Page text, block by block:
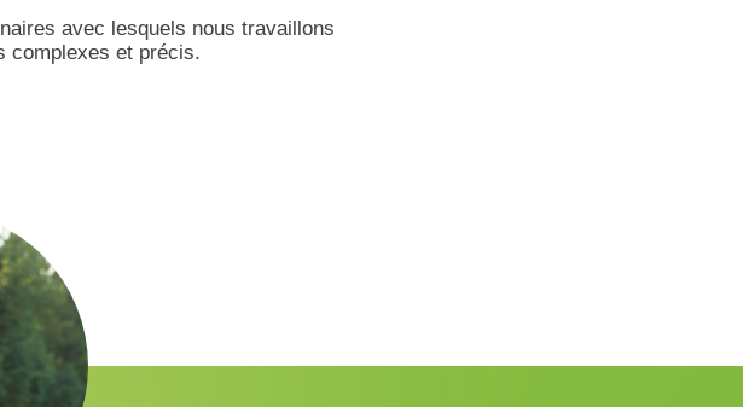
avec lesquels nous travaillons
complexes et précis.